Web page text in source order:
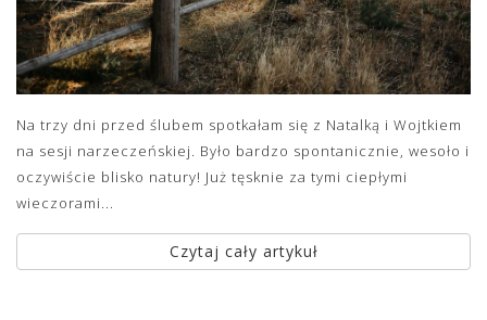
Na trzy dni przed ślubem spotkałam się z Natalką i Wojtkiem
na sesji narzeczeńskiej. Było bardzo spontanicznie, wesoło i
oczywiście blisko natury! Już tęsknie za tymi ciepłymi
wieczorami...
Czytaj cały artykuł